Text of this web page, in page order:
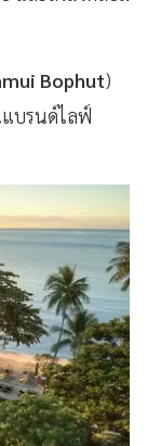
Bophut)
บรนด์ไลฟ์